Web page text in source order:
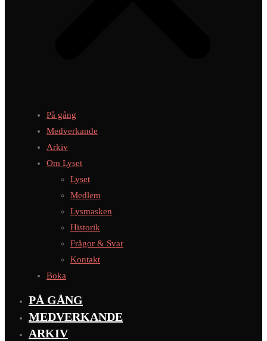
På gång
Medverkande
Arkiv
Om Lyset
Lyset
Medlem
Lysmasken
Historik
Frågor & Svar
Kontakt
Boka
PÅ GÅNG
MEDVERKANDE
ARKIV